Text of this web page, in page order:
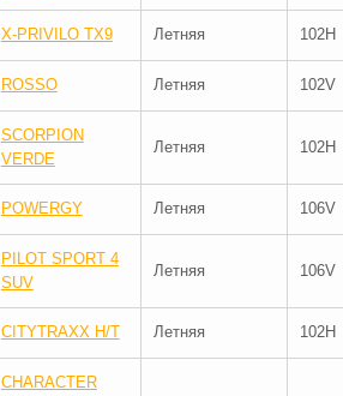
X-PRIVILO TX9 Летняя 102H
ROSSO Летняя 102V
SCORPION
VERDE
Летняя 102H
POWERGY Летняя 106V
PILOT SPORT 4
SUV
Летняя 106V
CITYTRAXX H/T Летняя 102H
CHARACTER